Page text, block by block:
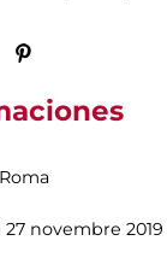
novembre 2019